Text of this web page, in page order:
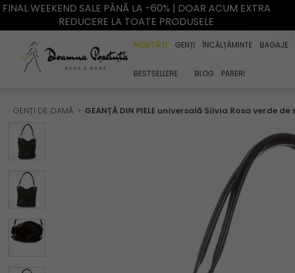
FINAL WEEKEND SALE PÂNĂ LA -60% | DOAR ACUM EXTRA
REDUCERE LA TOATE PRODUSELE
NOUTĂȚI GENȚI ÎNCĂLȚĂMINTE BAGAJE
BESTSELLERE . BLOG PARERI
GENȚI DE DAMĂ GEANȚĂ DIN PIELE universală Silvia Rosa verde de